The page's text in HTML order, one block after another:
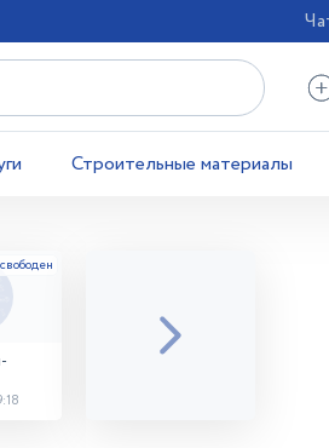
Строительные материалы